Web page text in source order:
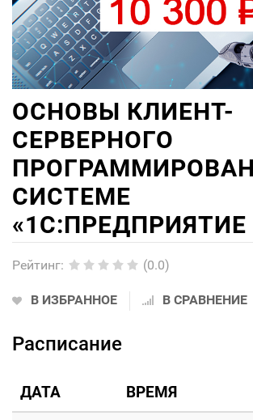
ОСНОВЫ КЛИЕНТ-
СЕРВЕРНОГО
СИСТЕМЕ
«1С:ПРЕДПРИЯТИЕ
Рейтинг: (0.0)
В ИЗБРАННОЕ В СРАВНЕНИЕ
Расписание
ДАТА ВРЕМЯ